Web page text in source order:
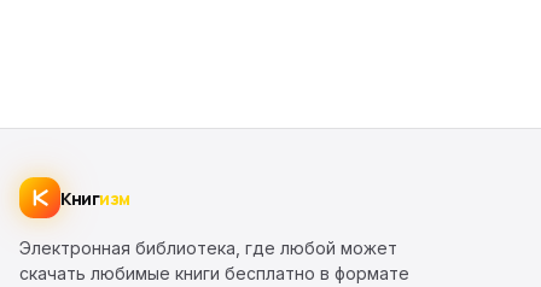
Книгизм
Электронная библиотека, где любой может
скачать любимые книги бесплатно в формате